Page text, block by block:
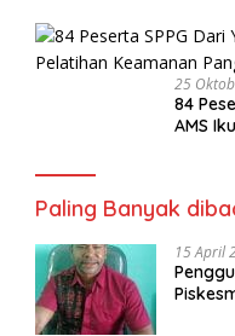
Cristal
25
84
AMS
Paling Banyak
15 April